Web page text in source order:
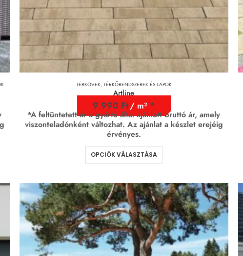
TÉRKÖVEK, TÉRKŐRENDSZEREK ÉS LAPOK
Artline
9.990 Ft/ m²
*A feltüntetett ár a gyártó által ajánlott bruttó ár, amely
viszonteladónként változhat. Az ajánlat a készlet erejéig
érvényes.
OPCIÓK VÁLASZTÁSA